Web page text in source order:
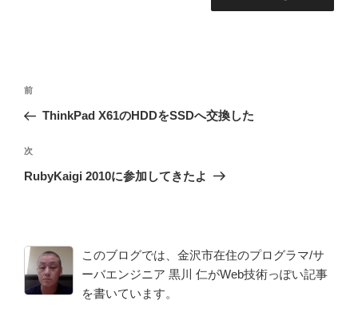
投
ナ
ビ
ゲ
ン
前
の
稿
前
ThinkPad X61のHDDをSSDへ交換した
次
の
次
RubyKaigi 2010に参加してきたよ
このブログでは、金沢市在住のプログラマ/サ
ーバエンジニア 黒川 仁がWeb技術っぽい記事
を書いています。